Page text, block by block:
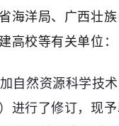
海洋局、广西壮
高校等有关单位：
然资源科学技术
进行了修订，现